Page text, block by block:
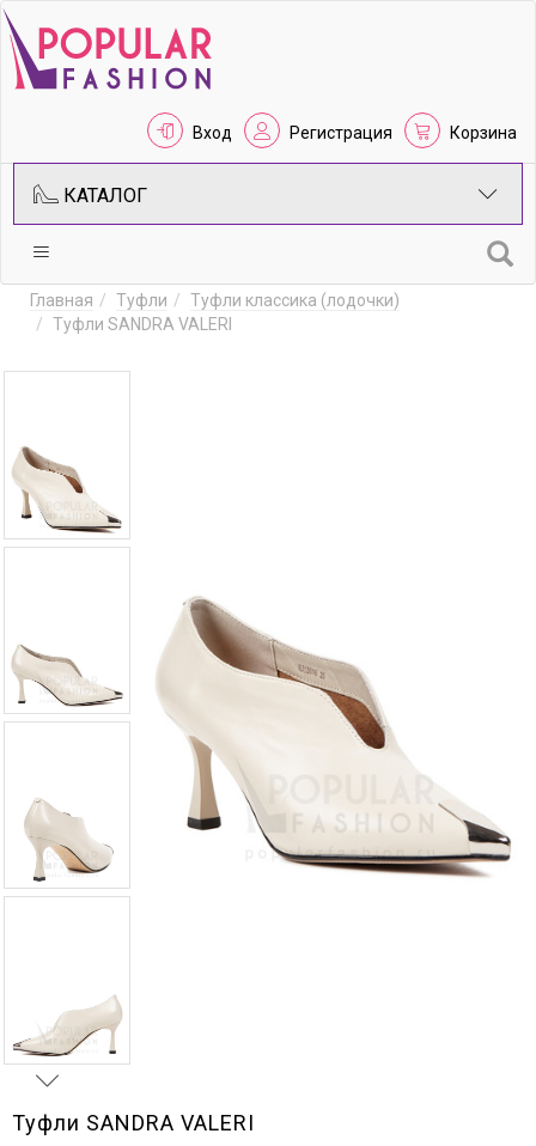
Вход Регистрация Корзина
КАТАЛОГ
Главная Туфли
Туфли классика (лодочки)
Туфли SANDRA VALERI
Туфли SANDRA VALERI